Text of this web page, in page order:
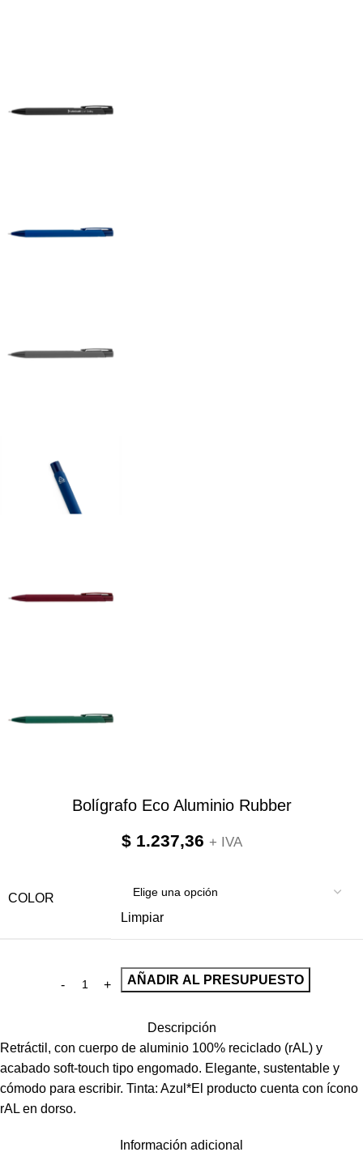
Bolígrafo Eco Aluminio Rubber
$1.237,36 + IVA
COLOR
Limpiar
AÑADIR AL PRESUPUESTO
Descripción
Retráctil, con cuerpo de aluminio 100% reciclado (rAL) y
acabado soft-touch tipo engomado. Elegante, sustentable y
cómodo para escribir. Tinta: Azul*El producto cuenta con ícono
rAL en dorso.
Información adicional